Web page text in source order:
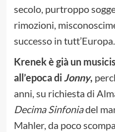
secolo, purtroppo
rimozioni,
successo in tutt’Europa.
Krenek è già un
all’epoca diJonny,
anni, su richiesta di
Decima Sinfoniadel
Mahler, da poco